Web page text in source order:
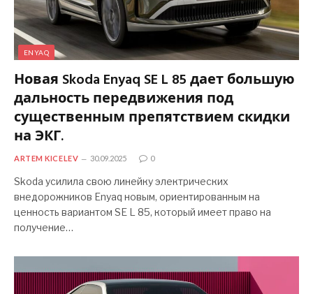
ENYAQ
Новая Skoda Enyaq SE L 85 дает большую
дальность передвижения под
существенным препятствием скидки
на ЭКГ.
ARTEM KICELEV 30.09.2025 0
Skoda усилила свою линейку электрических
внедорожников Enyaq новым, ориентированным на
ценность вариантом SE L 85, который имеет право на
получение…